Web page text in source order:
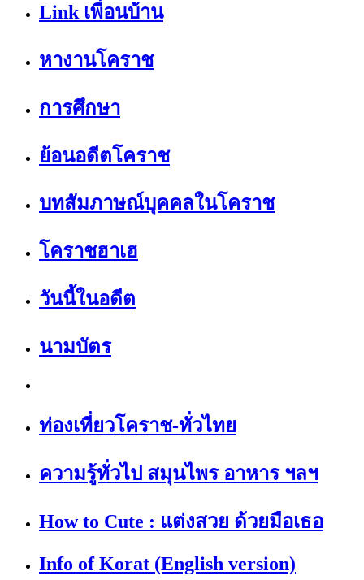
Link เพื่อนบ้าน
หางานโคราช
การศึกษา
ย้อนอดีตโคราช
บทสัมภาษณ์บุคคลในโคราช
โคราชฮาเฮ
วันนี้ในอดีต
นามบัตร
ท่องเที่ยวโคราช-ทั่วไทย
ความรู้ทั่วไป สมุนไพร อาหาร ฯลฯ
How to Cute : แต่งสวย ด้วยมือเธอ
Info of Korat (English version)